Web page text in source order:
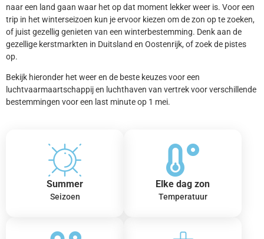
naar een land gaan waar het op dat moment lekker weer is. Voor een
trip in het winterseizoen kun je ervoor kiezen om de zon op te zoeken,
of juist gezellig genieten van een winterbestemming. Denk aan de
gezellige kerstmarkten in Duitsland en Oostenrijk, of zoek de pistes
op.
Bekijk hieronder het weer en de beste keuzes voor een
luchtvaarmaartschappij en luchthaven van vertrek voor verschillende
bestemmingen voor een last minute op 1 mei.
Summer
Seizoen
Elke dag zon
Temperatuur